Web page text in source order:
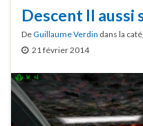
Descent II aussi
DeGuillaume Verdin dans la
21 février 2014